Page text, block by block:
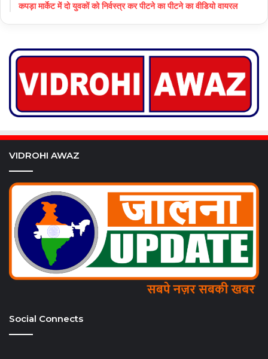
कपड़ा मार्केट में दो युवकों को निर्वस्त्र कर पीटने का पीटने का वीडियो वायरल
VIDROHI AWAZ
Social Connects